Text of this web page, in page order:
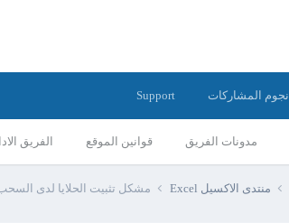
مدونات الفريق قوانين الموقع الفريق
نجوم المشاركات Support
منتدى الاكسيل Excel مشكل تثبيت الحلايا لدى